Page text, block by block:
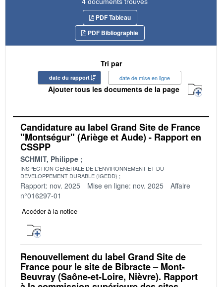
PDF Tableau
PDF Bibliographie
Tri par
date du rapport date de mise en ligne
Ajouter tous les documents de la page
Candidature au label Grand Site de France
"Montségur" (Ariège et Aude) - Rapport en
CSSPP
SCHMIT, Philippe
INSPECTION GENERALE DE L'ENVIRONNEMENT ET DU
DEVELOPPEMENT DURABLE (IGEDD)
Rapport: nov. 2025 Mise en ligne: nov. 2025
Affaire
n°016297-01
Accéder à la notice
Renouvellement du label Grand Site de
France pour le site de Bibracte – Mont-
Beuvray (Saône-et-Loire, Nièvre). Rapport